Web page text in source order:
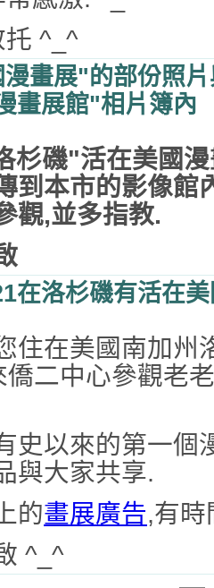
托 ^_^
畫展"的部份照
畫展館"相片簿內
杉磯"活在美國
到本市的影像
觀,並多指教.
在洛杉磯有活在
住在美國南加州
二中心參觀老
史以來的第一個
與大家共享.
的畫展廣告,有時
^_^